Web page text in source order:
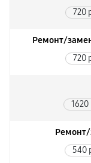
720
Ремонт/
720
1620
Ремонт/
540